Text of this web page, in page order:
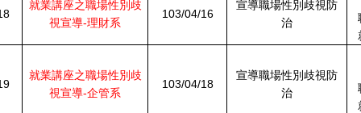
就業講座之職場性別歧
視宣導-理財系
103/04/16
宣導職場性別歧視防
治
就業講座之職場性別歧
視宣導-企管系
103/04/18
宣導職場性別歧視防
治